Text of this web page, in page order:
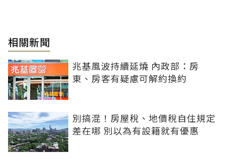
相關新聞
兆基風波持續延燒 內政部：房
東、房客有疑慮可解約換約
別搞混！房屋稅、地價稅自住規定
差在哪 別以為有設籍就有優惠